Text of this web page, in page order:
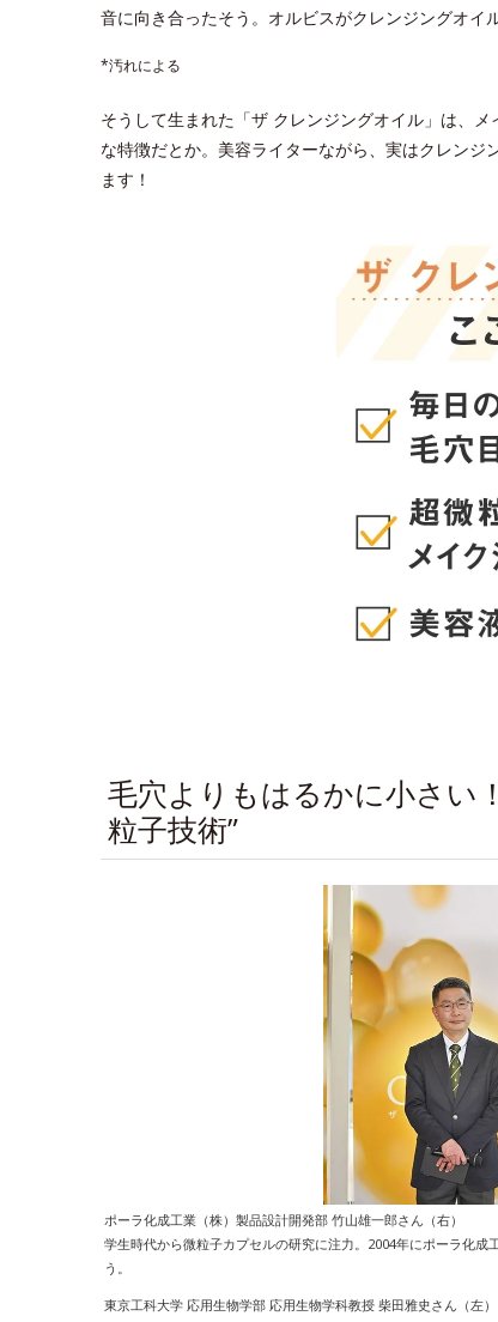
音に向き合ったそう。オルビスがクレンジングオイ
*汚れによる
そうして生まれた「ザ クレンジングオイル」は、
な特徴だとか。美容ライターながら、実はクレン
ます！
毛穴よりもはるかに小さい
粒子技術”
ポーラ化成工業（株）製品設計開発部 竹山雄一郎さん（右）
学生時代から微粒子カプセルの研究に注力。2004年にポーラ化
う。
東京工科大学 応用生物学部 応用生物学科教授 柴田雅史さん（左）